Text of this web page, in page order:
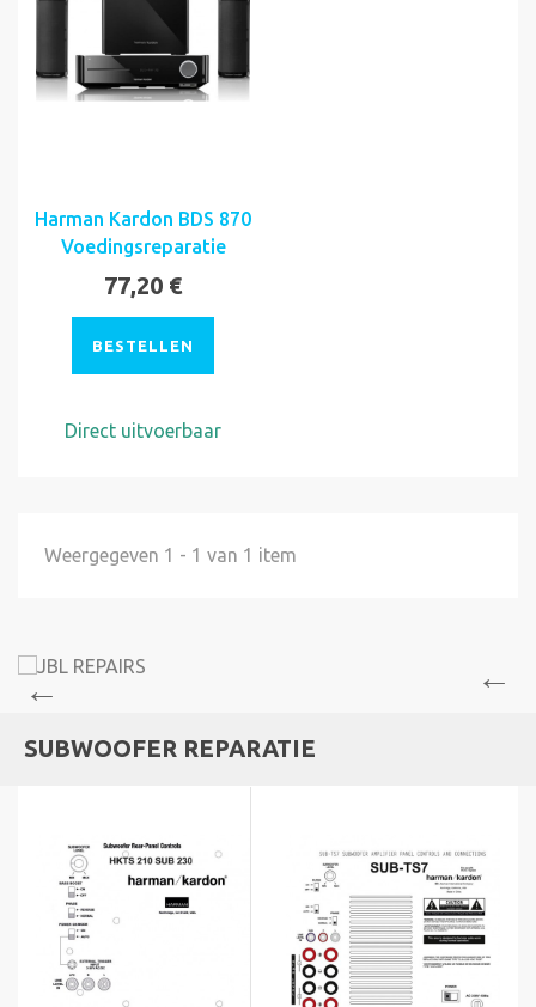
Harman Kardon BDS 870
Voedingsreparatie
77,20 €
BESTELLEN
Direct uitvoerbaar
Weergegeven 1 - 1 van 1 item
SUBWOOFER REPARATIE